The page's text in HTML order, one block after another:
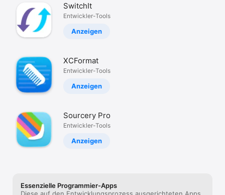
SwitchIt
Entwickler-Tools
Anzeigen
XCFormat
Entwickler-Tools
Anzeigen
Sourcery Pro
Entwickler-Tools
Anzeigen
Essenzielle Programmier-Apps